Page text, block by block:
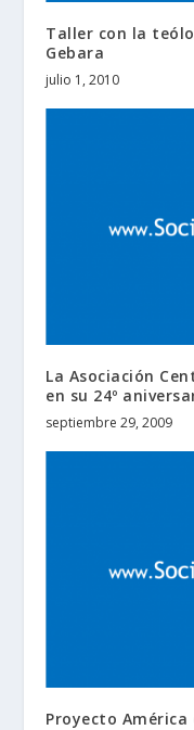
Taller con la
Gebara
julio 1, 2010
La Asociación
en su 24º
septiembre 29, 2009
Proyecto América